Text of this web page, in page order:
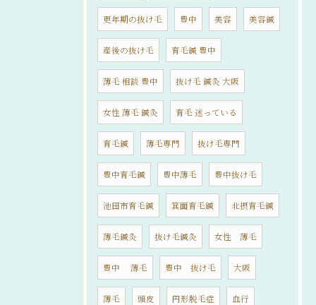
更年期の抜け毛 豊中 美容 美容鍼
産後の抜け毛 育毛鍼 豊中
薄毛 相談 豊中 抜け毛 鍼灸 大阪
女性 薄毛 鍼灸 育毛 迷っている
育毛鍼 薄毛専門 抜け毛専門
豊中育毛鍼 豊中薄毛 豊中抜け毛
池田市育毛鍼 箕面育毛鍼 北摂育毛鍼
薄毛鍼灸 抜け毛鍼灸 女性 薄毛
豊中 薄毛 豊中 抜け毛 大阪
薄毛 頭皮 円形脱毛症 血行